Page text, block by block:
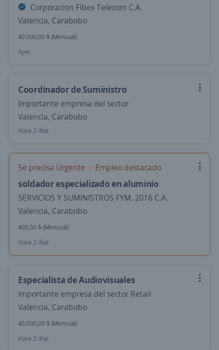
Corporacion Fibex Telecom C.A.
Valencia, Carabobo
40.000,00 $ (Mensual)
Ayer
Coordinador de Suministro
Importante empresa del sector
Valencia, Carabobo
Hace 2 días
Se precisa Urgente Empleo destacado
soldador especializado en aluminio
SERVICIOS Y SUMINISTROS FYM, 2016 C.A.
Valencia, Carabobo
400,00 $ (Mensual)
Hace 2 días
Especialista de Audiovisuales
Importante empresa del sector Retail
Valencia, Carabobo
40.000,00 $ (Mensual)
Hace 2 días